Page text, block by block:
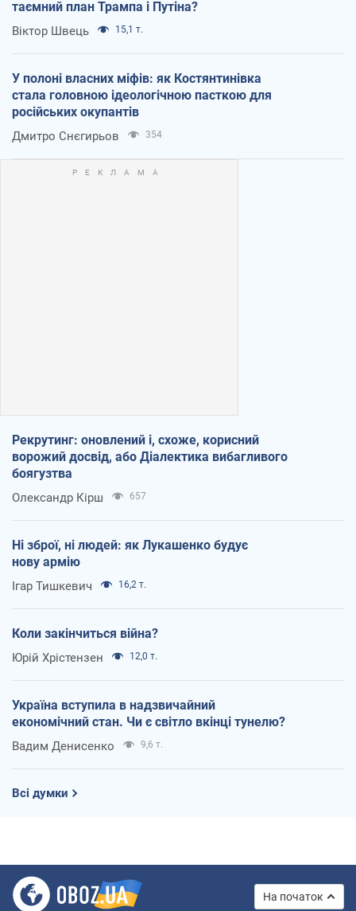
таємний план Трампа і Путіна?
Віктор Швець 15,1 т.
У полоні власних міфів: як Костянтинівка
стала головною ідеологічною пасткою для
російських окупантів
Дмитро Снєгирьов 354
Рекрутинг: оновлений і, схоже, корисний
ворожий досвід, або Діалектика вибагливого
боягузтва
Олександр Кірш 657
Ні зброї, ні людей: як Лукашенко будує
нову армію
Ігар Тишкевич 16,2 т.
Коли закінчиться війна?
Юрій Хрістензен 12,0 т.
Україна вступила в надзвичайний
економічний стан. Чи є світло вкінці тунелю?
Вадим Денисенко 9,6 т.
Всі думки
На початок